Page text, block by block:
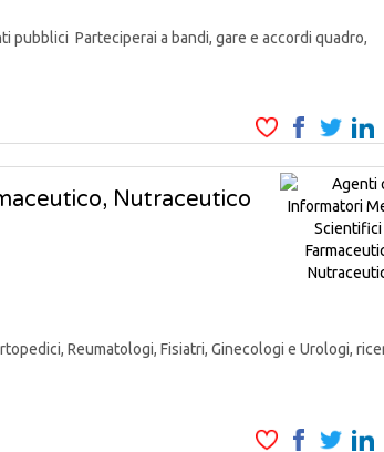
pubblici Parteciperai a bandi, gare e accordi quadro,
Nutraceutico
Reumatologi, Fisiatri, Ginecologi e Urologi,